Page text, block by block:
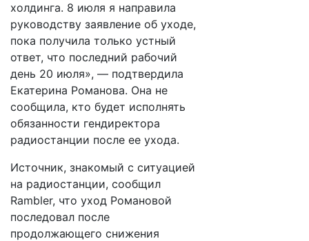
холдинга. 8 июля я направила
руководству заявление об уходе,
пока получила только устный
ответ, что последний рабочий
день 20 июля», — подтвердила
Екатерина Романова. Она не
сообщила, кто будет исполнять
обязанности гендиректора
радиостанции после ее ухода.
Источник, знакомый с ситуацией
на радиостанции, сообщил
Rambler, что уход Романовой
последовал после
продолжающего снижения